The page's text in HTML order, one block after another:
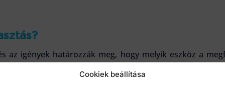
Cookiek beállítása
az igények határozzák meg, hogy melyik eszköz a
a legjobb megoldás, hiszen a riasztók azonnali
üzletben a kamerák előnyösebbek lehetnek, mivel